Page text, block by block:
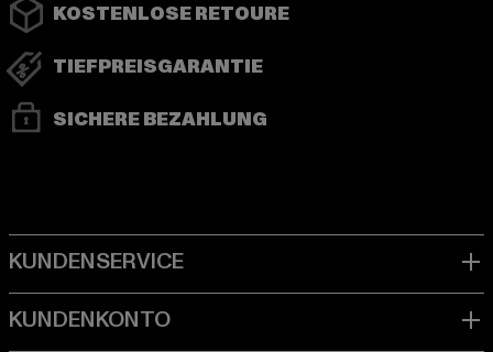
KOSTENLOSE RETOURE
TIEFPREISGARANTIE
SICHERE BEZAHLUNG